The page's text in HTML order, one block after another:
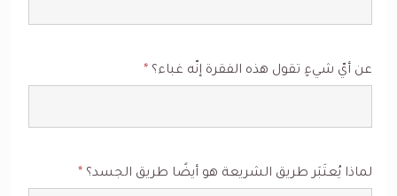
عن أيّ شيءٍ تقول هذه الفقرة إنّه غباء؟ *
لماذا يُعتَبَر طريق الشريعة هو أيضًا طريق الجسد؟ *